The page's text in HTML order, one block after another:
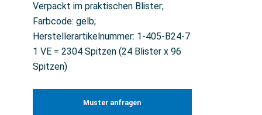
Verpackt im praktischen Blister;
Farbcode: gelb;
Herstellerartikelnummer: 1-405-B24-7
1 VE = 2304 Spitzen (24 Blister x 96
Spitzen)
Muster anfragen